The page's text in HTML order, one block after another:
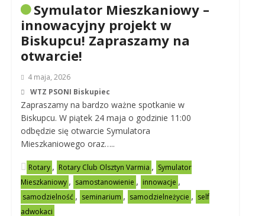
Symulator Mieszkaniowy –
innowacyjny projekt w
Biskupcu! Zapraszamy na
otwarcie!
4 maja, 2026
WTZ PSONI Biskupiec
Zapraszamy na bardzo ważne spotkanie w
Biskupcu. W piątek 24 maja o godzinie 11:00
odbędzie się otwarcie Symulatora
Mieszkaniowego oraz…..
Rotary , Rotary Club Olsztyn Varmia , Symulator
Mieszkaniowy , samostanowienie , innowacje ,
samodzielność , seminarium , samodzielneżycie , self
adwokaci